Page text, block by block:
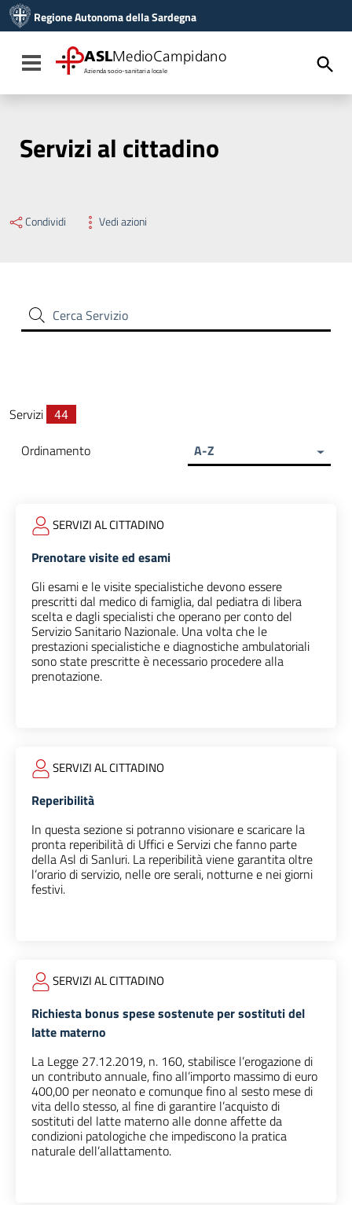
Vai al menu di navigazione
Vai al footer
Regione Autonoma della Sardegna
Toggle navigation
ASLMedioCampidano
Azienda socio-sanitaria locale
Servizi al cittadino
Condividi Vedi azioni
Cerca Servizio
Servizi 44
Ordinamento A-Z
SERVIZI AL CITTADINO
Prenotare visite ed esami
Gli esami e le visite specialistiche devono essere
prescritti dal medico di famiglia, dal pediatra di libera
scelta e dagli specialisti che operano per conto del
Servizio Sanitario Nazionale. Una volta che le
prestazioni specialistiche e diagnostiche ambulatoriali
sono state prescritte è necessario procedere alla
prenotazione.
SERVIZI AL CITTADINO
Reperibilità
In questa sezione si potranno visionare e scaricare la
pronta reperibilità di Uffici e Servizi che fanno parte
della Asl di Sanluri. La reperibilità viene garantita oltre
l’orario di servizio, nelle ore serali, notturne e nei giorni
festivi.
SERVIZI AL CITTADINO
Richiesta bonus spese sostenute per sostituti del
latte materno
La Legge 27.12.2019, n. 160, stabilisce l’erogazione di
un contributo annuale, fino all’importo massimo di euro
400,00 per neonato e comunque fino al sesto mese di
vita dello stesso, al fine di garantire l’acquisto di
sostituti del latte materno alle donne affette da
condizioni patologiche che impediscono la pratica
naturale dell’allattamento.